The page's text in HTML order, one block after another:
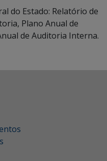
do Estado: Relatório de
Plano Anual de
de Auditoria Interna.